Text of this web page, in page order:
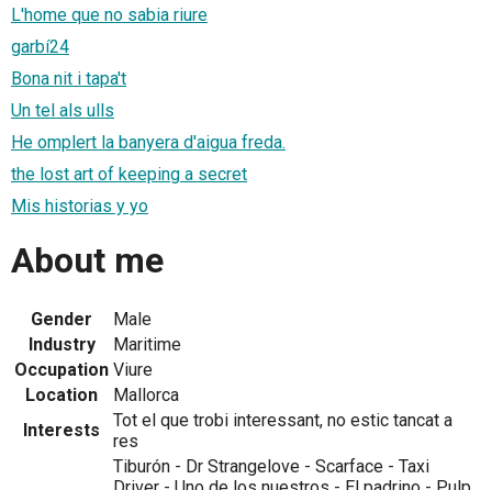
L'home que no sabia riure
garbí24
Bona nit i tapa't
Un tel als ulls
He omplert la banyera d'aigua freda.
the lost art of keeping a secret
Mis historias y yo
About me
Gender
Male
Industry
Maritime
Occupation Viure
Location
Mallorca
Interests
Tot el que trobi interessant, no estic tancat a
res
Tiburón - Dr Strangelove - Scarface - Taxi